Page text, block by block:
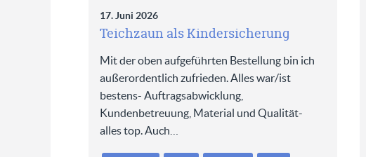
17. Juni 2026
Teichzaun als Kindersicherung
Mit der oben aufgeführten Bestellung bin ich
außerordentlich zufrieden. Alles war/ist
bestens- Auftragsabwicklung,
Kundenbetreuung, Material und Qualität-
alles top. Auch…